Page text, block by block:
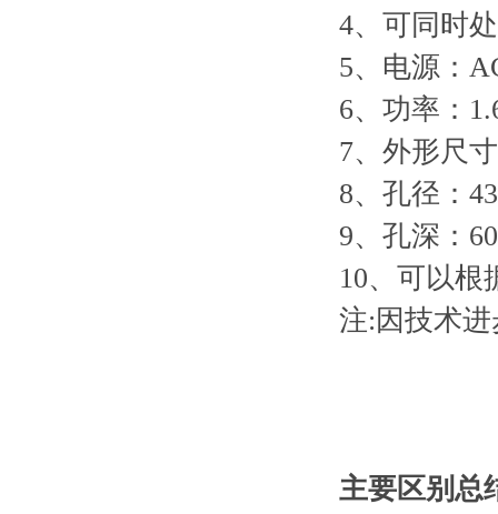
4、可同时
5、电源：
6、功率：
7、外形尺
8、孔径：
9、孔深：
10、可以根
注:因技术
主要区别总